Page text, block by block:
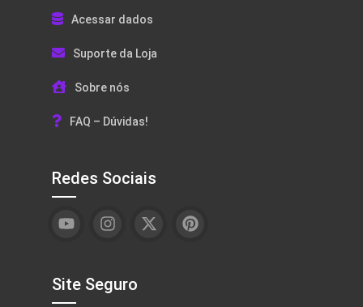
Acessar dados
Suporte da Loja
Sobre nós
FAQ – Dúvidas!
Redes Sociais
Site Seguro